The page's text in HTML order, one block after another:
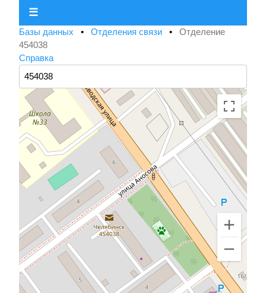
☰
Базы данных • Отделения связи • Отделение
454038
Справка